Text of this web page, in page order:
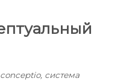
система